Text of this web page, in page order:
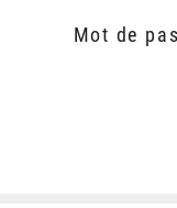
Mot de